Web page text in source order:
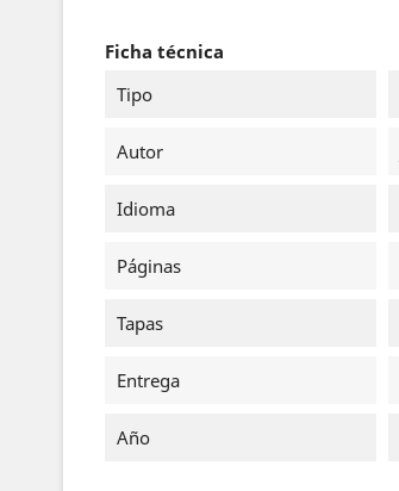
Ficha técnica
Tipo
Autor
Idioma
Páginas
Tapas
Entrega
Año